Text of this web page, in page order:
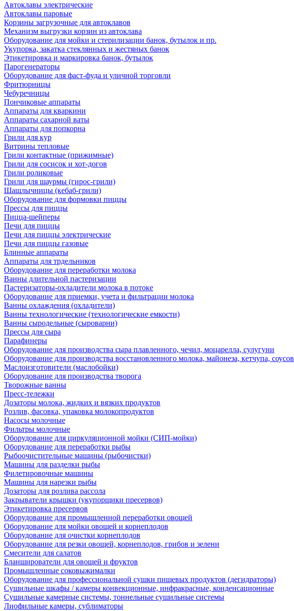
Автоклавы электрические
Автоклавы паровые
Корзины загрузочные для автоклавов
Механизм выгрузки корзин из автоклава
Оборудование для мойки и стерилизации банок, бутылок и пр.
Укупорка, закатка стеклянных и жестяных банок
Этикетировка и маркировка банок, бутылок
Парогенераторы
Оборудование для фаст-фуда и уличной торговли
Фритюрницы
Чебуречницы
Пончиковые аппараты
Аппараты для кваркини
Аппараты сахарной ваты
Аппараты для попкорна
Грили для кур
Витрины тепловые
Грили контактные (прижимные)
Грили для сосисок и хот-догов
Грили роликовые
Грили для шаурмы (гирос-грили)
Шашлычницы (кебаб-грили)
Оборудование для формовки пиццы
Прессы для пиццы
Пицца-шейперы
Печи для пиццы
Печи для пиццы электрические
Печи для пиццы газовые
Блинные аппараты
Аппараты для трдельников
Оборудование для переработки молока
Ванны длительной пастеризации
Пастеризаторы-охладители молока в потоке
Оборудование для приемки, учета и фильтрации молока
Ванны охлаждения (охладители)
Ванны технологические (технологические емкости)
Ванны сыродельные (сыроварни)
Прессы для сыра
Парафинеры
Оборудование для производства сыра плавленного, чечил, моцарелла, сулугуни
Оборудование для производства восстановленного молока, майонеза, кетчупа, соусов
Маслоизготовители (маслобойки)
Оборудование для производства творога
Творожные ванны
Пресс-тележки
Дозаторы молока, жидких и вязких продуктов
Розлив, фасовка, упаковка молокопродуктов
Насосы молочные
Фильтры молочные
Оборудование для циркуляционной мойки (СИП-мойки)
Оборудование для переработки рыбы
Рыбоочистительные машины (рыбочистки)
Машины для разделки рыбы
Филетировочные машины
Машины для нарезки рыбы
Дозаторы для розлива рассола
Закрыватели крышки (укупорщики пресервов)
Этикетировка пресервов
Оборудование для промышленной переработки овощей
Оборудование для мойки овощей и корнеплодов
Оборудование для очистки корнеплодов
Оборудование для резки овощей, корнеплодов, грибов и зелени
Смесители для салатов
Бланширователи для овощей и фруктов
Промышленные соковыжималки
Оборудование для профессиональной сушки пищевых продуктов (дегидраторы)
Сушильные шкафы / камеры конвекционные, инфракрасные, конденсационные
Сушильные камерные системы, тоннельные сушильные системы
Лиофильные камеры, сублиматоры